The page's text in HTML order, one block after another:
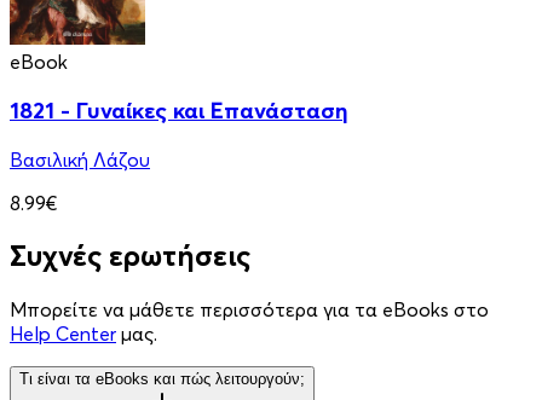
eBook
1821 - Γυναίκες και Επανάσταση
Βασιλική Λάζου
8.99€
Συχνές ερωτήσεις
Μπορείτε να μάθετε περισσότερα για τα eBooks στο
Help Center μας.
Τι είναι τα eBooks και πώς λειτουργούν;